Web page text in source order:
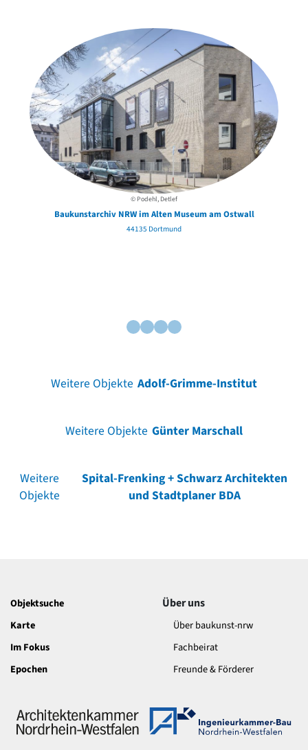
© Podehl, Detlef
Baukunstarchiv NRW im Alten Museum am Ostwall
44135 Dortmund
Weitere Objekte Adolf-Grimme-Institut
Weitere Objekte Günter Marschall
Weitere
Objekte
Spital-Frenking + Schwarz Architekten
und Stadtplaner BDA
Objektsuche
Karte
Im Fokus
Epochen
Über uns
Über baukunst-nrw
Fachbeirat
Freunde & Förderer